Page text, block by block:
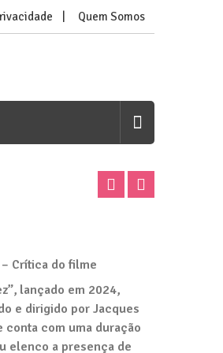
Quem Somos
Crítica do filme
lançado em 2024,
e dirigido por Jacques
conta com uma duração
elenco a presença de